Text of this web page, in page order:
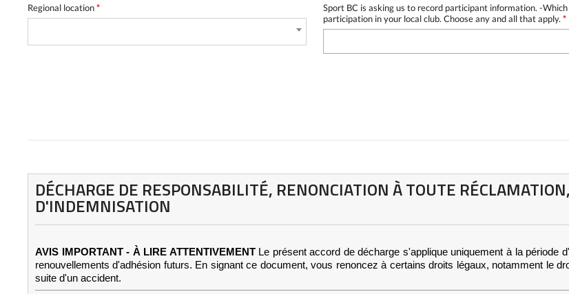
Regional location*
Sport BC is asking us to record participant information. -
participation in your local club. Choose any and all that apply.*
DÉCHARGE DE RESPONSABILITÉ, RENONCIATION À TOUTE
D'INDEMNISATION
AVIS IMPORTANT - À LIRE ATTENTIVEMENT Le présent accord de décharge s'applique uniquement à la
renouvellements d'adhésion futurs. En signant ce document, vous renoncez à certains droits légaux, notamment le
suite d'un accident.